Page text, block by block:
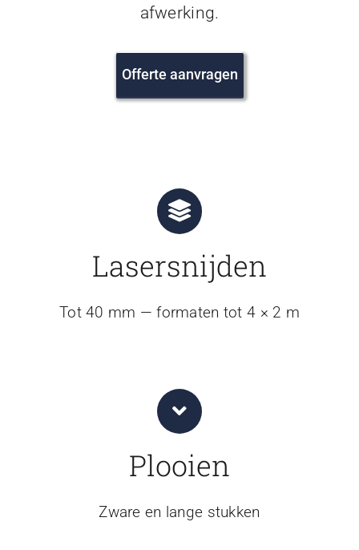
afwerking.
Offerte aanvragen
Lasersnijden
Tot 40 mm — formaten tot 4 × 2 m
Plooien
Zware en lange stukken